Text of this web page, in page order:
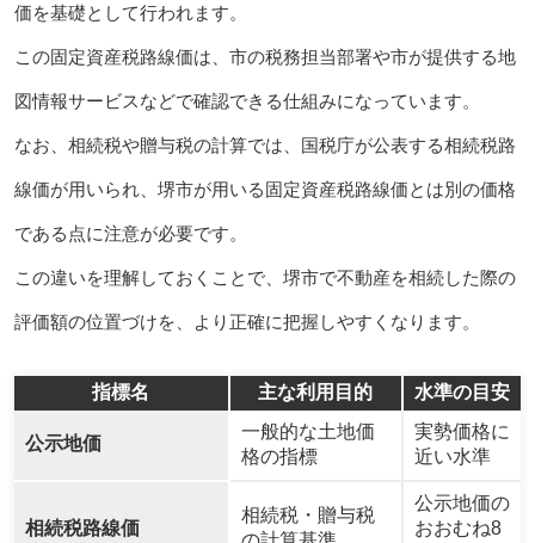
価を基礎として行われます。
この固定資産税路線価は、市の税務担当部署や市が提供する地
図情報サービスなどで確認できる仕組みになっています。
なお、相続税や贈与税の計算では、国税庁が公表する相続税路
線価が用いられ、堺市が用いる固定資産税路線価とは別の価格
である点に注意が必要です。
この違いを理解しておくことで、堺市で不動産を相続した際の
評価額の位置づけを、より正確に把握しやすくなります。
指標名 主な利用目的 水準の目安
公示地価
一般的な土地価
格の指標
実勢価格に
近い水準
相続税路線価
相続税・贈与税
公示地価の
おおむね8